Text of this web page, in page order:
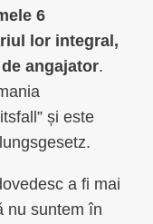
6
lor integral,
angajator.
și este
a fi mai
nu suntem în